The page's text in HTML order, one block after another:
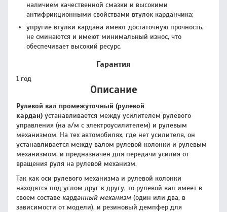
наличием качественной смазки и высокими
антифрикционными свойствами втулок карданчика;
упругие втулки кардана имеют достаточную прочность,
не сминаются и имеют минимальный износ, что
обеспечивает высокий ресурс.
Гарантия
1 год
Описание
Рулевой вал промежуточный (рулевой
кардан) устанавливается между усилителем рулевого
управления (на а/м с электроусилителем) и рулевым
механизмом. На тех автомобилях, где нет усилителя, он
устанавливается между валом рулевой колонки и рулевым
механизмом, и предназначен для передачи усилия от
вращения руля на рулевой механизм.
Так как оси рулевого механизма и рулевой колонки
находятся под углом друг к другу, то рулевой вал имеет в
своем составе карданный механизм (один или два, в
зависимости от модели), и резиновый демпфер для